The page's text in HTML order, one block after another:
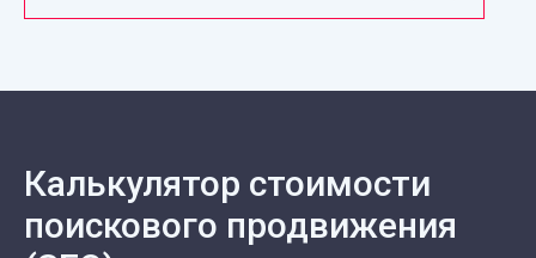
Калькулятор стоимости
поискового продвижения